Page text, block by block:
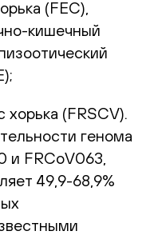
(FEC),
кишечный
(FRSCV).
генома
и FRCoV063,
49,9-68,9%